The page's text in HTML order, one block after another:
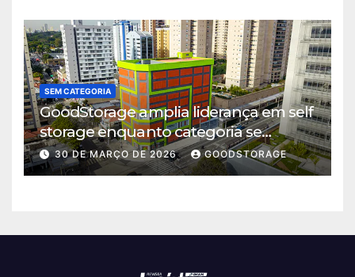
SEM CATEGORIA
GoodStorage amplia liderança em self
storage enquanto categoria se
consolida em São Paulo
30 DE MARÇO DE 2026 GOODSTORAGE